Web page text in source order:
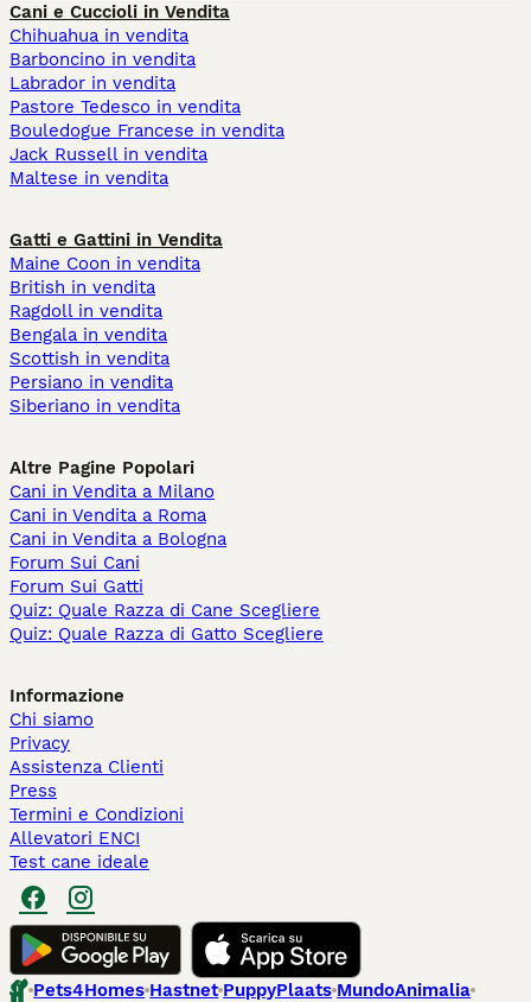
Cani e Cuccioli in Vendita
Chihuahua in vendita
Barboncino in vendita
Labrador in vendita
Pastore Tedesco in vendita
Bouledogue Francese in vendita
Jack Russell in vendita
Maltese in vendita
Gatti e Gattini in Vendita
Maine Coon in vendita
British in vendita
Ragdoll in vendita
Bengala in vendita
Scottish in vendita
Persiano in vendita
Siberiano in vendita
Altre Pagine Popolari
Cani in Vendita a Milano
Cani in Vendita a Roma
Cani in Vendita a Bologna
Forum Sui Cani
Forum Sui Gatti
Quiz: Quale Razza di Cane Scegliere
Quiz: Quale Razza di Gatto Scegliere
Informazione
Chi siamo
Privacy
Assistenza Clienti
Press
Termini e Condizioni
Allevatori ENCI
Test cane ideale
Pets4Homes Hastnet PuppyPlaats MundoAnimalia